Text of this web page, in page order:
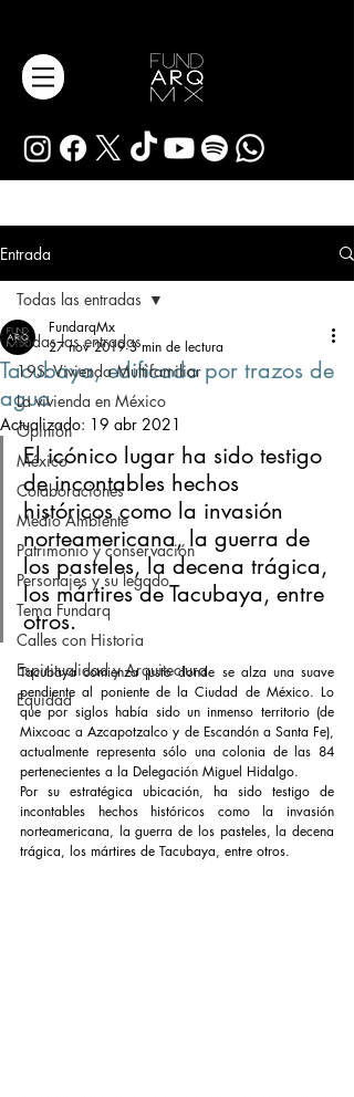
Entrada
Todas las entradas
19S: Vivienda Multifamiliar
La vivienda en México
Opinión
México
Colaboraciones
Medio Ambiente
Patrimonio y conservación
Personajes y su legado
Tema Fundarq
Calles con Historia
Espiritualidad y Arquitectura
Equidad
Todas las entradas
Tacubaya, edificado por trazos de
agua
FundarqMx
27 nov 2019 3 min de lectura
Actualizado: 19 abr 2021
El icónico lugar ha sido testigo
de incontables hechos
históricos como la invasión
norteamericana, la guerra de
los pasteles, la decena trágica,
los mártires de Tacubaya, entre
otros.
Tacubaya comienza justo donde se alza una suave
pendiente al poniente de la Ciudad de México. Lo
que por siglos había sido un inmenso territorio (de
Mixcoac a Azcapotzalco y de Escandón a Santa Fe),
actualmente representa sólo una colonia de las 84
pertenecientes a la Delegación Miguel Hidalgo.
Por su estratégica ubicación, ha sido testigo de
incontables hechos históricos como la invasión
norteamericana, la guerra de los pasteles, la decena
trágica, los mártires de Tacubaya, entre otros.